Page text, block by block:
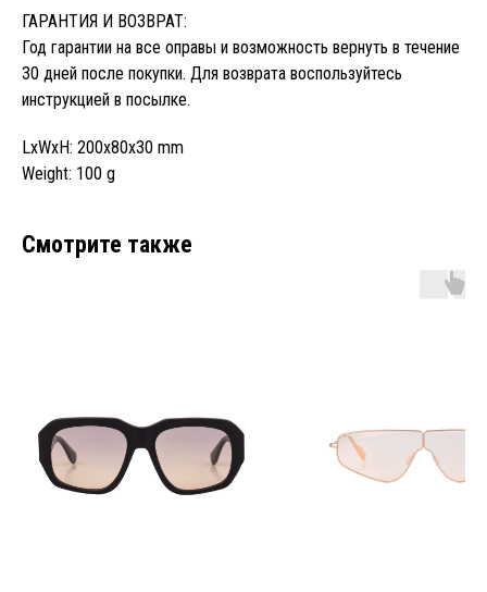
ГАРАНТИЯ И ВОЗВРАТ:
Год гарантии на все оправы и возможность вернуть в течение
30 дней после покупки. Для возврата воспользуйтесь
инструкцией в посылке.
LxWxH: 200x80x30 mm
Weight: 100 g
Смотрите также